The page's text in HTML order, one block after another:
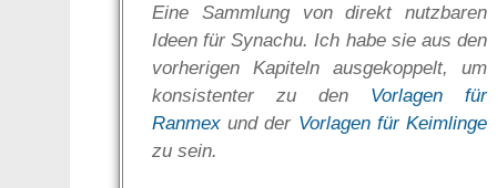
Eine Sammlung von direkt nutzbaren
Ideen für Synachu. Ich habe sie aus den
vorherigen Kapiteln ausgekoppelt, um
konsistenter zu den Vorlagen für
Ranmexund der Vorlagen für Keimlinge
zu sein.